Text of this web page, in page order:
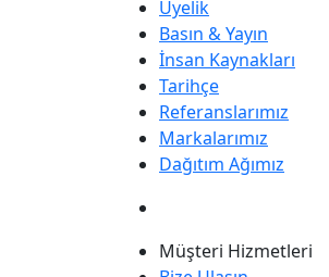
Üyelik
Basın & Yayın
İnsan Kaynakları
Tarihçe
Referanslarımız
Markalarımız
Dağıtım Ağımız
Müşteri Hizmetleri